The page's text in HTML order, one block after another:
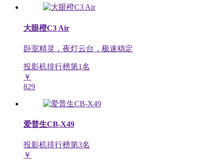
大眼橙C3 Air
卧室精灵，夜灯云台，极速稳定
投影机排行榜第1名
￥
829
爱普生CB-X49
投影机排行榜第3名
￥